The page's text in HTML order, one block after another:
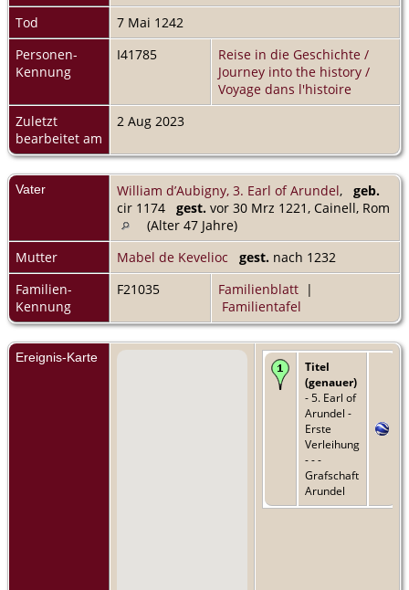
Tod
7 Mai 1242
Personen-
Kennung
I41785
Reise in die Geschichte /
Journey into the history /
Voyage dans l'histoire
Zuletzt
bearbeitet am
2 Aug 2023
Vater William d’Aubigny, 3. Earl of Arundel, geb.
cir 1174 gest. vor 30 Mrz 1221, Cainell, Rom
(Alter 47 Jahre)
Mutter
Mabel de Kevelioc gest. nach 1232
Familien-
Kennung
F21035 Familienblatt |
Familientafel
Ereignis-Karte
Titel
(genauer)
- 5. Earl of
Arundel -
Erste
Verleihung
- - -
Grafschaft
Arundel